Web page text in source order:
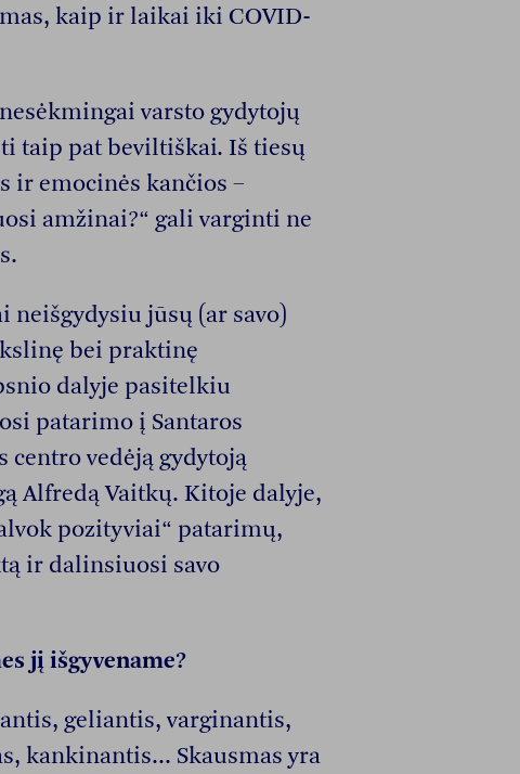
kaip ir laikai iki COVID-
varsto gydytojų
taip pat beviltiškai. Iš tiesų
ir emocinės kančios –
amžinai?“ gali varginti ne
jūsų (ar savo)
bei praktinę
dalyje pasitelkiu
patarimo į Santaros
vedėją gydytoją
Alfredą Vaitkų. Kitoje dalyje,
pozityviai“ patarimų,
ir dalinsiuosi savo
jį išgyvename?
geliantis, varginantis,
kankinantis... Skausmas yra